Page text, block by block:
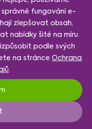
fungování e-
zlepšovat obsah,
nabídky šité na míru.
podle svých
na stránce Ochrana
.